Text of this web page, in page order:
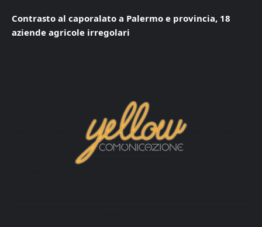
Contrasto al caporalato a Palermo e provincia, 18
aziende agricole irregolari